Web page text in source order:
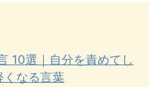
10選｜自分を責めてし
くなる言葉